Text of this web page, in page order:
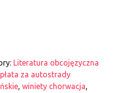
Literatura obcojęzyczna
za autostrady
, winiety chorwacja,